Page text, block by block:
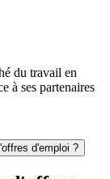
du travail en
à ses partenaires
d'emploi ?